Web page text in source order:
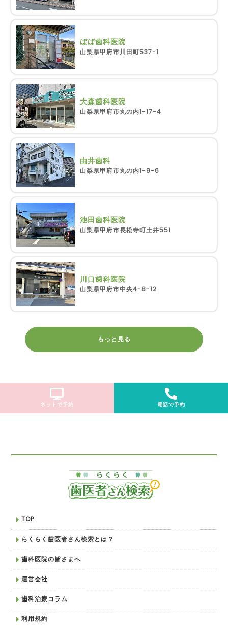
ばば歯科医院
山梨県甲府市川田町537-1
大森歯科医院
山梨県甲府市丸の内1-17-4
由井歯科
山梨県甲府市丸の内1-9-6
池田歯科医院
山梨県甲府市長松寺町土井551
川口歯科医院
山梨県甲府市中央4-8-12
もっと見る
ネットで予約 電話で予約
TOP
らくらく歯医者さん検索とは？
歯科医院の皆さまへ
運営会社
歯科治療コラム
利用規約